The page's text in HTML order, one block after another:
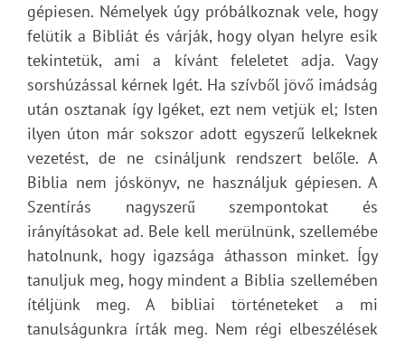
gépiesen. Némelyek úgy próbálkoznak vele, hogy
felütik a Bibliát és várják, hogy olyan helyre esik
tekintetük, ami a kívánt feleletet adja. Vagy
sorshúzással kérnek Igét. Ha szívből jövő imádság
után osztanak így Igéket, ezt nem vetjük el; Isten
ilyen úton már sokszor adott egyszerű lelkeknek
vezetést, de ne csináljunk rendszert belőle. A
Biblia nem jóskönyv, ne használjuk gépiesen. A
Szentírás nagyszerű szempontokat és
irányításokat ad. Bele kell merülnünk, szellemébe
hatolnunk, hogy igazsága áthasson minket. Így
tanuljuk meg, hogy mindent a Biblia szellemében
ítéljünk meg. A bibliai történeteket a mi
tanulságunkra írták meg. Nem régi elbeszélések